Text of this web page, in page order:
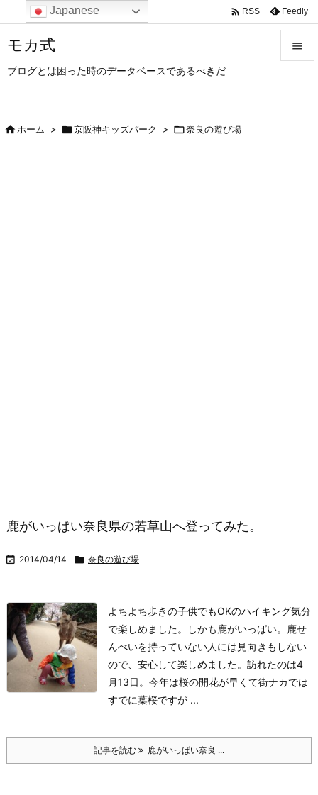
モカ式
ブログとは困った時のデータベースであるべきだ

 RSS Feedly
ホーム > 京阪神キッズパーク > 奈良の遊び場
鹿がいっぱい奈良県の若草山へ登ってみた。
 2014/04/14  奈良の遊び場
よちよち歩きの子供でもOKのハイキング気分
で楽しめました。しかも鹿がいっぱい。鹿せ
んべいを持っていない人には見向きもしない
ので、安心して楽しめました。 訪れたのは4
月13日。今年は桜の開花が早くて街ナカでは
すでに葉桜ですが ...
記事を読む 鹿がいっぱい奈良 ...
Japanese